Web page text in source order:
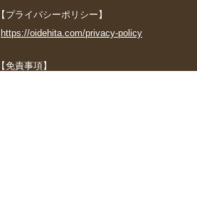
【プライバシーポリシー】
https://oidehita.com/privacy-policy
【免責事項】